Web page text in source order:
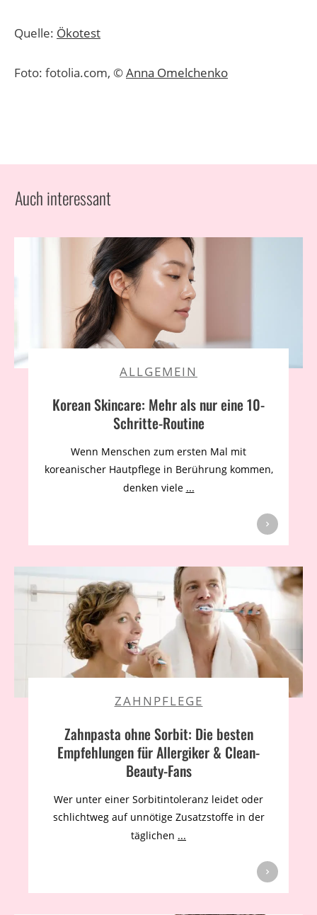
Quelle: Ökotest
Foto: fotolia.com, ©Anna Omelchenko
Auch interessant
ALLGEMEIN
Korean Skincare: Mehr als nur eine 10-
Schritte-Routine
Wenn Menschen zum ersten Mal mit
koreanischer Hautpflege in Berührung kommen,
denken viele ...
ZAHNPFLEGE
Zahnpasta ohne Sorbit: Die besten
Empfehlungen für Allergiker & Clean-
Beauty-Fans
Wer unter einer Sorbitintoleranz leidet oder
schlichtweg auf unnötige Zusatzstoffe in der
täglichen ...